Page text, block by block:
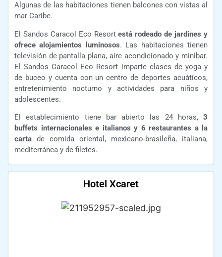
Algunas de las habitaciones tienen balcones con vistas al
mar Caribe.
El Sandos Caracol Eco Resortestá rodeado de jardines y
ofrece alojamientos luminosos. Las habitaciones tienen
televisión de pantalla plana, aire acondicionado y minibar.
El Sandos Caracol Eco Resort imparte clases de yoga y
de buceo y cuenta con un centro de deportes acuáticos,
entretenimiento nocturno y actividades para niños y
adolescentes.
El establecimiento tiene bar abierto las 24 horas,3
buffets internacionales e italianos y 6 restaurantes a la
carta de comida oriental, mexicano-brasileña, italiana,
mediterránea y de filetes.
Hotel Xcaret